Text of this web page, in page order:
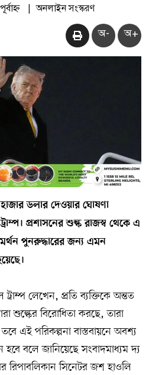
অনলাইন সংস্করণ
অ- অ+
ডলার দেওয়ার ঘোষণা
প্রশাসনের শুল্ক রাজস্ব থেকে এ
পুনরুদ্ধারের জন্য এমন
লেখেন, প্রতি ব্যক্তিকে অন্তত
শুল্কের বিরোধিতা করছে, তারা
এই পরিকল্পনা বাস্তবায়নে অবশ্য
বলে জানিয়েছে সংবাদমাধ্যম দ্য
রিপাবলিকান সিনেটর জশ হাওলি